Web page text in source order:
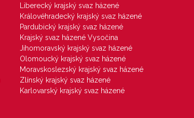
Liberecký krajský svaz házené
Královéhradecký krajský svaz házené
Pardubický krajský svaz házené
Krajský svaz házené Vysočina
Jihomoravský krajský svaz házené
Olomoucký krajský svaz házené
Moravskoslezský krajský svaz házené
Zlínský krajský svaz házené
Karlovarský krajský svaz házené